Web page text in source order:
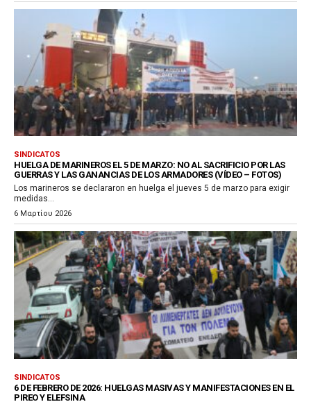
SINDICATOS
HUELGA DE MARINEROS EL 5 DE MARZO: NO AL SACRIFICIO POR LAS
GUERRAS Y LAS GANANCIAS DE LOS ARMADORES (VÍDEO – FOTOS)
Los marineros se declararon en huelga el jueves 5 de marzo para exigir
medidas...
6 Μαρτίου 2026
SINDICATOS
6 DE FEBRERO DE 2026: HUELGAS MASIVAS Y MANIFESTACIONES EN EL
PIREO Y ELEFSINA